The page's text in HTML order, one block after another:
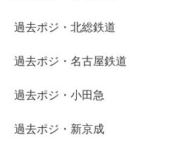
過去ポジ・北総鉄道
過去ポジ・名古屋鉄道
過去ポジ・小田急
過去ポジ・新京成